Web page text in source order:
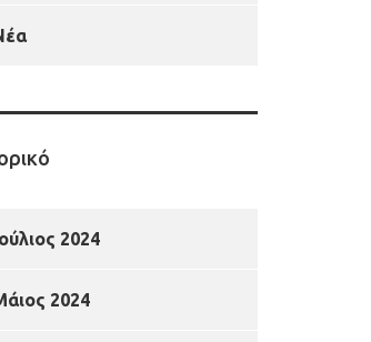
2024
2024